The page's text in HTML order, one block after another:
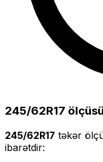
245/62R17
245/62R17 təkər
ibarətdir: